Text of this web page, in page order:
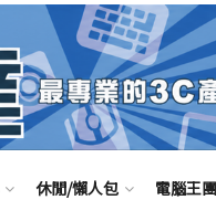
休閒/懶人包 電腦王